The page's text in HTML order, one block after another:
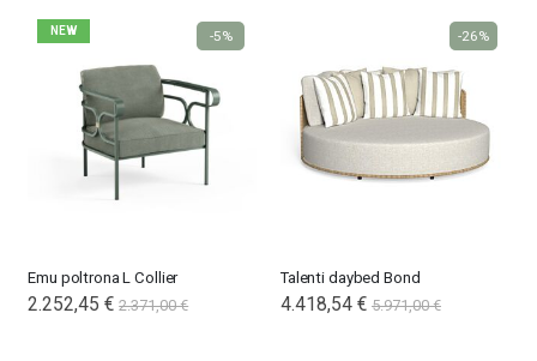
NEW
Emu poltrona L Collier
2.252,45 € 2.371,00 €
-5%
Talenti daybed Bond
4.418,54 € 5.971,00 €
-26%